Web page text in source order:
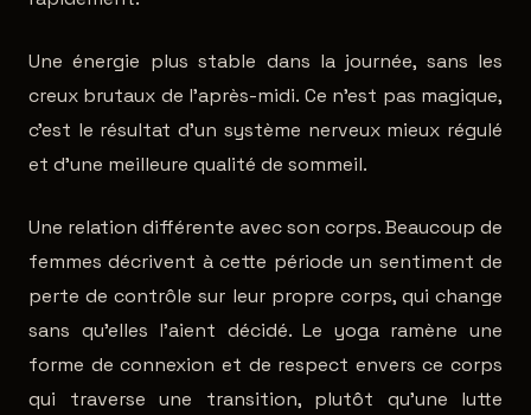
Une énergie plus stable dans la journée, sans les
creux brutaux de l'après-midi. Ce n'est pas magique,
c'est le résultat d'un système nerveux mieux régulé
et d'une meilleure qualité de sommeil.
Une relation différente avec son corps. Beaucoup de
femmes décrivent à cette période un sentiment de
perte de contrôle sur leur propre corps, qui change
sans qu'elles l'aient décidé. Le yoga ramène une
forme de connexion et de respect envers ce corps
qui traverse une transition, plutôt qu'une lutte